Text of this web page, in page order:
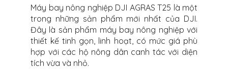
Máy bay nông nghiệp DJI AGRAS T25 là một
trong những sản phẩm mới nhất của DJI.
Đây là sản phẩm máy bay nông nghiệp với
thiết kế tinh gọn, linh hoạt, có mức giá phù
hợp với các hộ nông dân canh tác với diện
tích vừa và nhỏ.
thiết kế
máy
gọn